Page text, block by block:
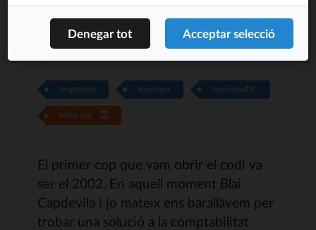
Lluís Turró Cutiller 17.756
0
brightside elephant fundacioTiC
turro.org
El primer cop que vam obrir el codi va
ser el 2002. En aquell moment Blai
Capdevila i jo mateix ens barallàvem per
trobar una solució a la comptabilitat